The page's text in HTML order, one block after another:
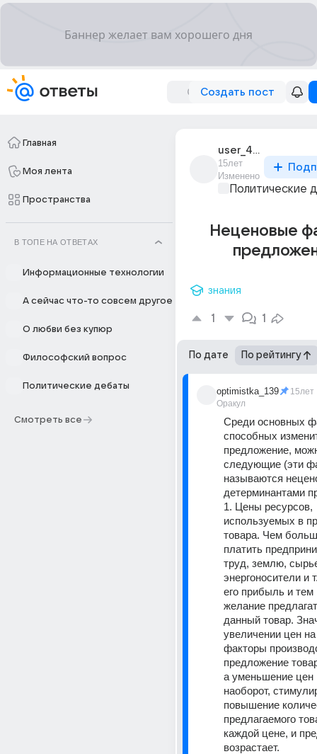
Создать пост
Главная
Моя лента
Пространства
В ТОПЕ НА ОТВЕТАХ
Информационные технологии
А сейчас что-то совсем другое
О любви без купюр
Философский вопрос
Политические дебаты
Смотреть все
user_40822811
15лет
Изменено
Политические
Неценовые
знания
1 1
По дате По рейтингу
optimistka_139
Оракул
15лет
Среди основных
способных
предложение,
следующие (эти
называются
детерминантами
1. Цены ресурсов,
используемых в
товара. Чем
платить
труд, землю,
энергоносители и
его прибыль и
желание
данный товар.
увеличении цен
факторы
предложе­ние
а уменьшение цен
наоборот,
повышение
предлагаемого
каждой цене, и
возрастает.